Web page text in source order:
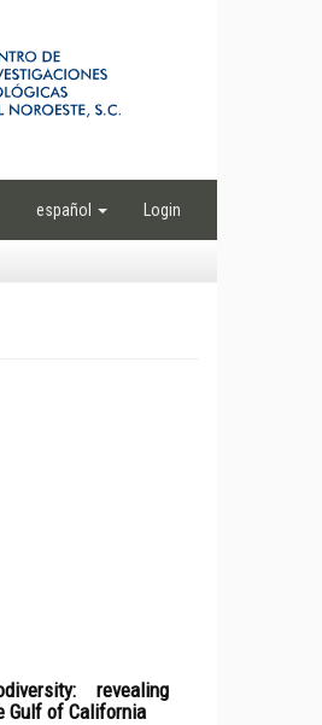
español Login
revealing
Gulf of California